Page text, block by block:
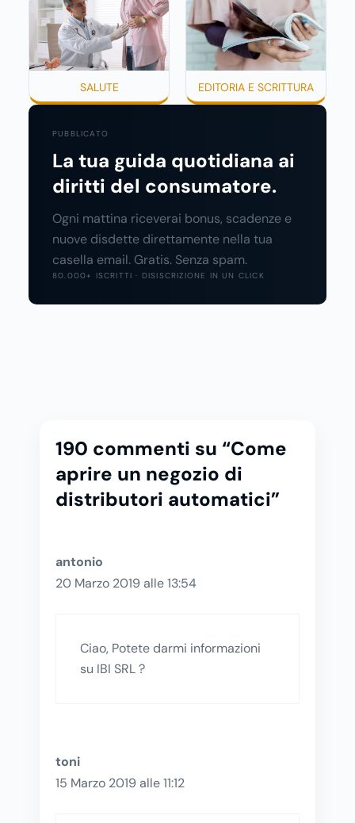
SALUTE EDITORIA E SCRITTURA
PUBBLICATO
La tua guida quotidiana ai
diritti del consumatore.
Ogni mattina riceverai bonus, scadenze e
nuove disdette direttamente nella tua
casella email. Gratis. Senza spam.
80.000+ ISCRITTI · DISISCRIZIONE IN UN CLICK
190 commenti su “Come
aprire un negozio di
distributori automatici”
antonio
20 Marzo 2019 alle 13:54
Ciao, Potete darmi informazioni
su IBI SRL ?
toni
15 Marzo 2019 alle 11:12